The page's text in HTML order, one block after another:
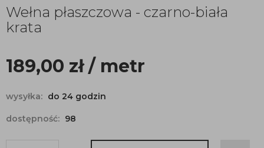
Wełna płaszczowa - czarno-biała
krata
189,00 zł/ metr
wysyłka: do 24 godzin
dostępność: 98